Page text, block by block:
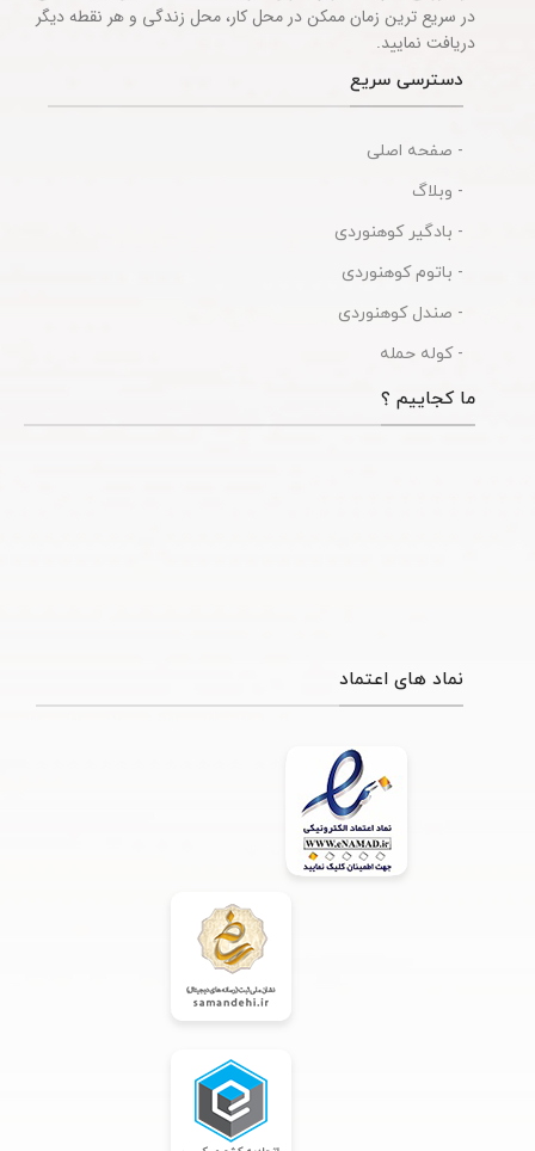
در سریع ترین زمان ممکن در محل کار، محل زندگی و هر نقطه دیگر
دریافت نمایید.
دسترسی سریع
- صفحه اصلی
- وبلاگ
- بادگیر کوهنوردی
- باتوم کوهنوردی
- صندل کوهنوردی
- کوله حمله
ما کجاییم ؟
نماد های اعتماد